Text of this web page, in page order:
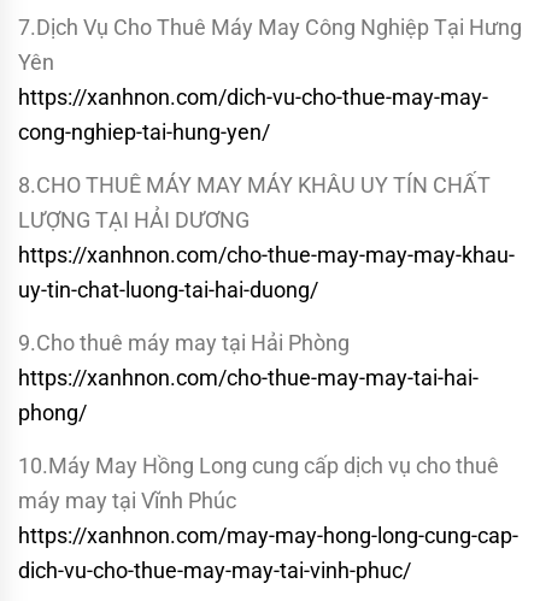
7.Dịch Vụ Cho Thuê Máy May Công Nghiệp Tại Hưng
Yên
https://xanhnon.com/dich-vu-cho-thue-may-may-
cong-nghiep-tai-hung-yen/
8.CHO THUÊ MÁY MAY MÁY KHÂU UY TÍN CHẤT
LƯỢNG TẠI HẢI DƯƠNG
https://xanhnon.com/cho-thue-may-may-may-khau-
uy-tin-chat-luong-tai-hai-duong/
9.Cho thuê máy may tại Hải Phòng
https://xanhnon.com/cho-thue-may-may-tai-hai-
phong/
10.Máy May Hồng Long cung cấp dịch vụ cho thuê
máy may tại Vĩnh Phúc
https://xanhnon.com/may-may-hong-long-cung-cap-
dich-vu-cho-thue-may-may-tai-vinh-phuc/